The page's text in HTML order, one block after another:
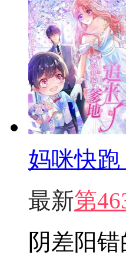
妈咪快跑
最新第
阴差阳